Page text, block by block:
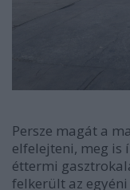
Persze magát a
elfelejteni, meg is
éttermi
felkerült az